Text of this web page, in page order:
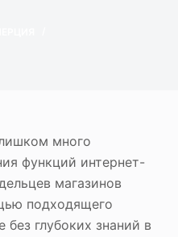
много
функций интернет-
магазинов
подходящего
глубоких знаний в